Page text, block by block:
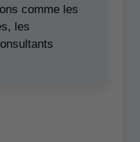
comme les
les